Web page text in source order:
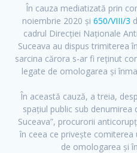
În cauza mediatizată prin
noiembrie 2020 și 650/VIII/3
cadrul Direcției Naționale
Suceava au dispus trimiterea
sarcina cărora s-ar fi reținut
legate de omologarea și
În această cauză, a treia,
spațiul public sub denumirea
Suceava”, procurorii
în ceea ce privește
de omologarea și